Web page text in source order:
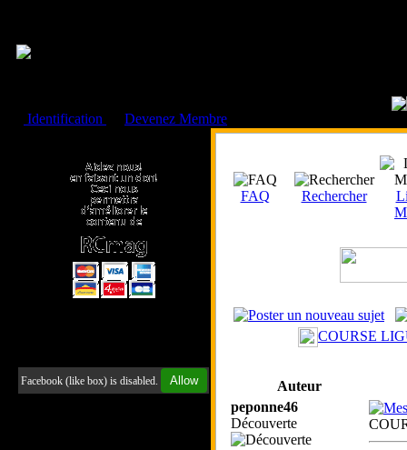
Identification
Devenez Membre
Facebook (like box) is disabled. Allow
FAQ Rechercher
COURSE
Auteur
peponne46
Découverte